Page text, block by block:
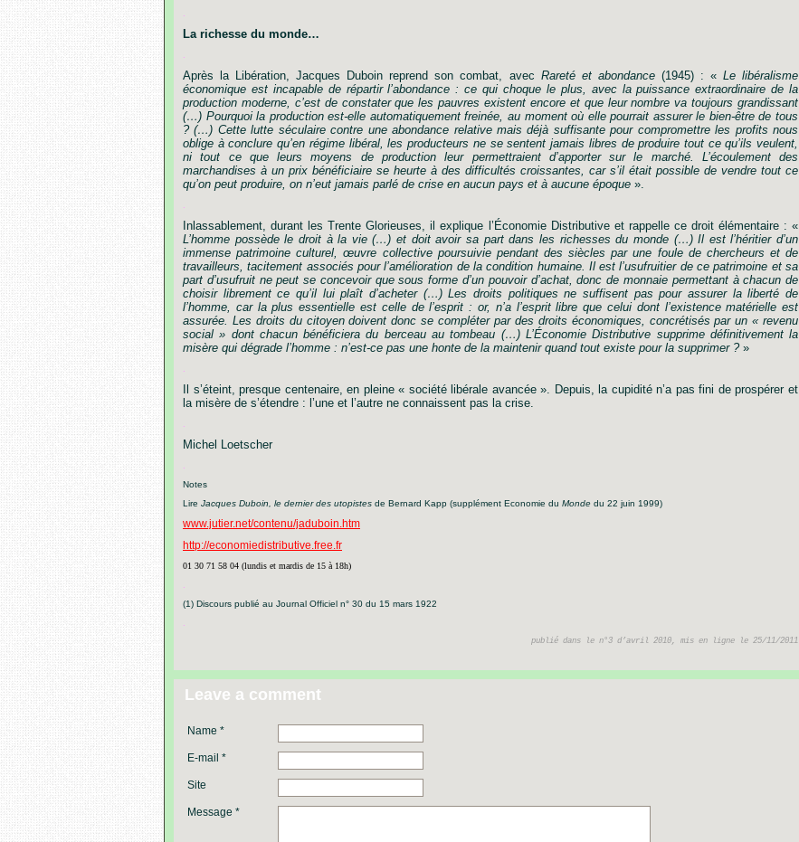
La richesse du monde…
Après la Libération, Jacques Duboin reprend son combat, avec Rareté et abondance (1945) : « Le libéralisme
économique est incapable de répartir l’abondance : ce qui choque le plus, avec la puissance extraordinaire de la
production moderne, c’est de constater que les pauvres existent encore et que leur nombre va toujours grandissant
(… ) Pourquoi la production est-elle automatiquement freinée, au moment où elle pourrait assurer le bien-être de tous
? (… ) Cette lutte séculaire contre une abondance relative mais déjà suffisante pour compromettre les profits nous
oblige à conclure qu’en régime libéral, les producteurs ne se sentent jamais libres de produire tout ce qu’ils veulent,
ni
tout ce que leurs moyens de production leur permettraient d’apporter sur le marché. L’écoulement
des
marchandises à un prix bénéficiaire se heurte à des difficultés croissantes, car s’il était possible de vendre tout ce
qu’on peut produire, on n’eut jamais parlé de crise en aucun pays et à aucune époque ».
Inlassablement, durant les Trente Glorieuses, il explique ’ Économie Distributive et rappelle ce droit élémentaire : «
L’homme possède le droit à la vie (… ) et doit avoir sa part dans les richesses du monde (… ) Il est l’héritier d’un
immense patrimoine culturel, œuvre collective poursuivie pendant des siècles par une foule de chercheurs et de
travailleurs, tacitement associés pour l’amélioration de la condition humaine. Il est l’usufruitier de ce patrimoine et sa
part d’usufruit ne peut se concevoir que sous forme d’un pouvoir d’achat, donc de monnaie permettant à chacun de
choisir librement ce qu’il lui plaît d’acheter (… ) Les droits politiques ne suffisent pas pour assurer la liberté de
l’homme, car la plus essentielle est celle de l’esprit : or, n’a l’esprit libre que celui dont l’existence matérielle est
assurée. Les droits du citoyen doivent donc se compléter par des droits économiques, concrétisés par un « revenu
social » dont chacun bénéficiera du berceau au tombeau (… ) L’Économie Distributive supprime définitivement la
misère qui dégrade l’homme : n’est-ce pas une honte de la maintenir quand tout existe pour la supprimer ? »
Il s’éteint, presque centenaire, en pleine « société libérale avancée ». Depuis, la cupidité n’a pas fini de prospérer et
la misère de s’étendre : l’une et l’autre ne connaissent pas la crise.
Michel Loetscher
Notes
Lire Jacques Duboin, le dernier des utopistes de Bernard Kapp (supplément Economie du Monde du 22 juin 1999)
www.jutier.net/contenu/jaduboin.htm
http://economiedistributive.free.fr
01 30 71 58 04 (lundis et mardis de 15 à 18h)
(1) Discours publié au Journal Officiel n° 30 du 15 mars 1922
publié dans le n°3 d’avril 2010, mis en ligne le 25/11/2011
Leave a comment
Name *
E-mail *
Site
Message *